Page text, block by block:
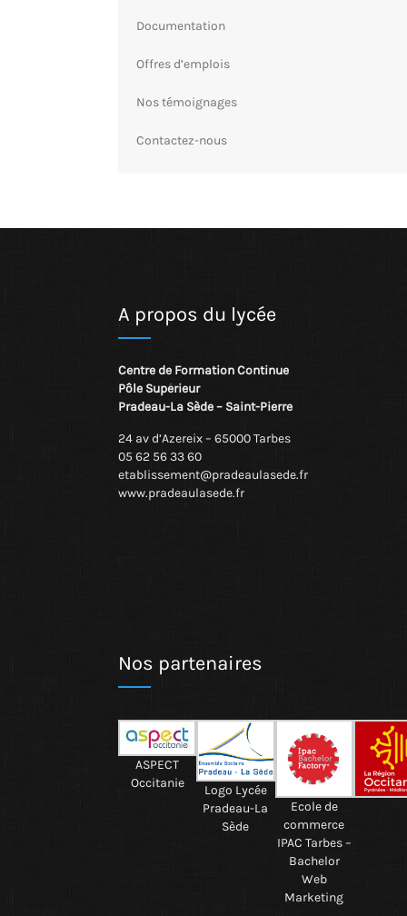
Documentation
Offres d’emplois
Nos témoignages
Contactez-nous
A propos du lycée
Centre de Formation Continue
Pôle Supérieur
Pradeau-La Sède – Saint-Pierre
24 av d’Azereix – 65000 Tarbes
05 62 56 33 60
etablissement@pradeaulasede.fr
www.pradeaulasede.fr
Nos partenaires
ASPECT
Occitanie
Logo Lycée
Pradeau-La
Sède
Ecole de
commerce
IPAC Tarbes –
Bachelor
Web
Marketing